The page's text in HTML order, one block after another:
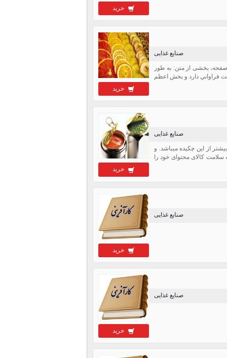
خرید
خرید
صنایع غذایی
نمونه طرح توجیهی تولید چیپس میوه جات در قالب فایل ورد با قابلیت ویرایش متن در حجم 68 صفحه، بخشی از متن: به طور
فراواني دارد و بخش اعظم
خرید
صنایع غذایی
از این چکیده میباشد. و
کالای محتوای خود را
خرید
صنایع غذایی
خرید
صنایع غذایی